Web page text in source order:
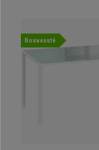
Nouveauté